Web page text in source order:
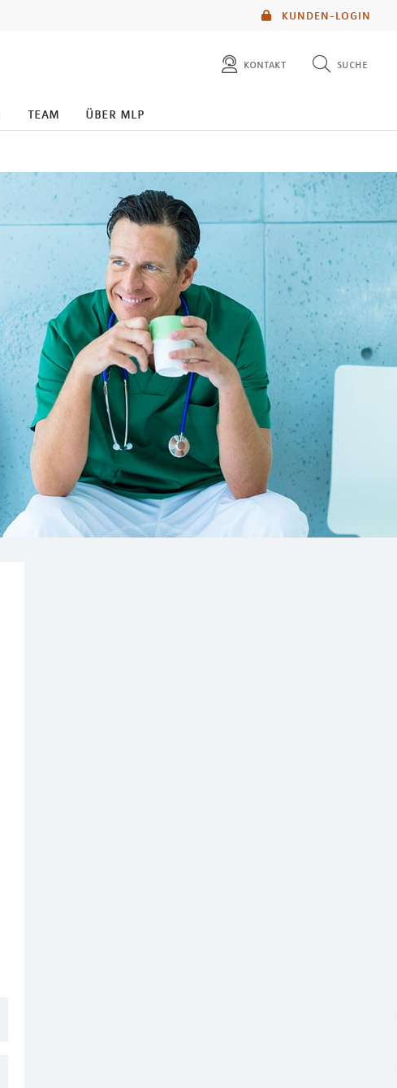
KUNDEN-LOGIN
kontakt suche
team über mlp